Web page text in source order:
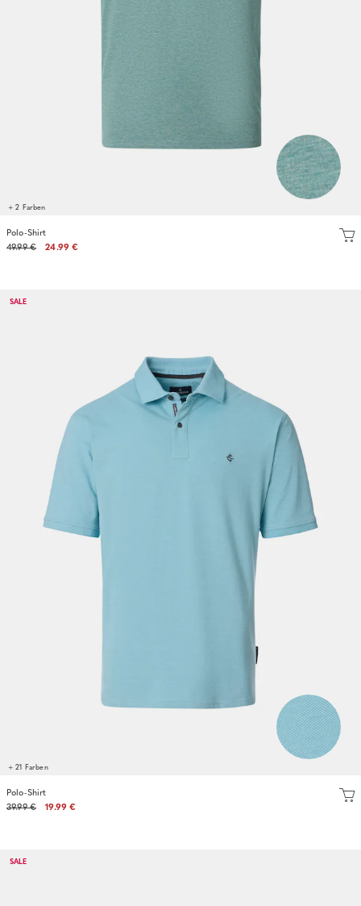
+ 2 Farben
Polo-Shirt
49.99 €
24.99 €
SALE
+ 21 Farben
Polo-Shirt
39.99 €
19.99 €
SALE